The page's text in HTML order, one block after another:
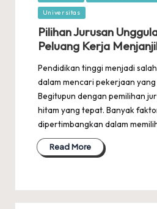
inUniversitas
Pilihan Jurusan
Peluang Kerja
Pendidikan tinggi menjadi
dalam mencari pekerjaan
Begitupun dengan pemilihan
hitam yang tepat. Banyak
dipertimbangkan dalam
Read More